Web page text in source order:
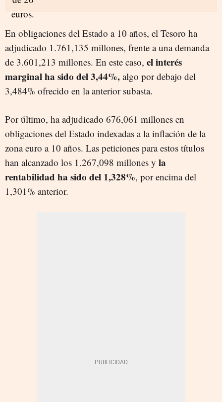
En obligaciones del Estado a 10 años, el Tesoro ha
adjudicado 1.761,135 millones, frente a una demanda
de 3.601,213 millones. En este caso, el interés
marginal ha sido del 3,44%, algo por debajo del
3,484% ofrecido en la anterior subasta.
Por último, ha adjudicado 676,061 millones en
obligaciones del Estado indexadas a la inflación de la
zona euro a 10 años. Las peticiones para estos títulos
han alcanzado los 1.267,098 millones y la
rentabilidad ha sido del 1,328%, por encima del
1,301% anterior.